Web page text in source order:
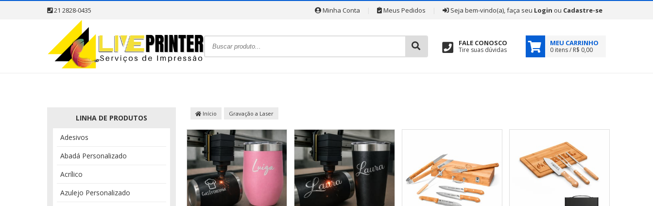
21 2828-0435 Minha Conta Meus Pedidos Seja bem-vindo(a), faça seu Login ou Cadastre-se
FALE CONOSCO
Tire suas dúvidas
MEU CARRINHO
0 itens / R$ 0,00
LINHA DE PRODUTOS
Adesivos
Abadá Personalizado
Acrílico
Azulejo Personalizado
Início Gravação a Laser